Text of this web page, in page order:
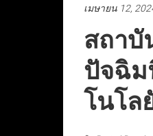
เมษายน 12,
สถาบั
ปัจฉิม
โนโ